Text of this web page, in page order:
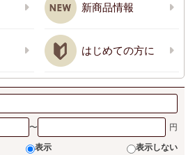
新商品情報
はじめての方に
〜
表示 表示しない